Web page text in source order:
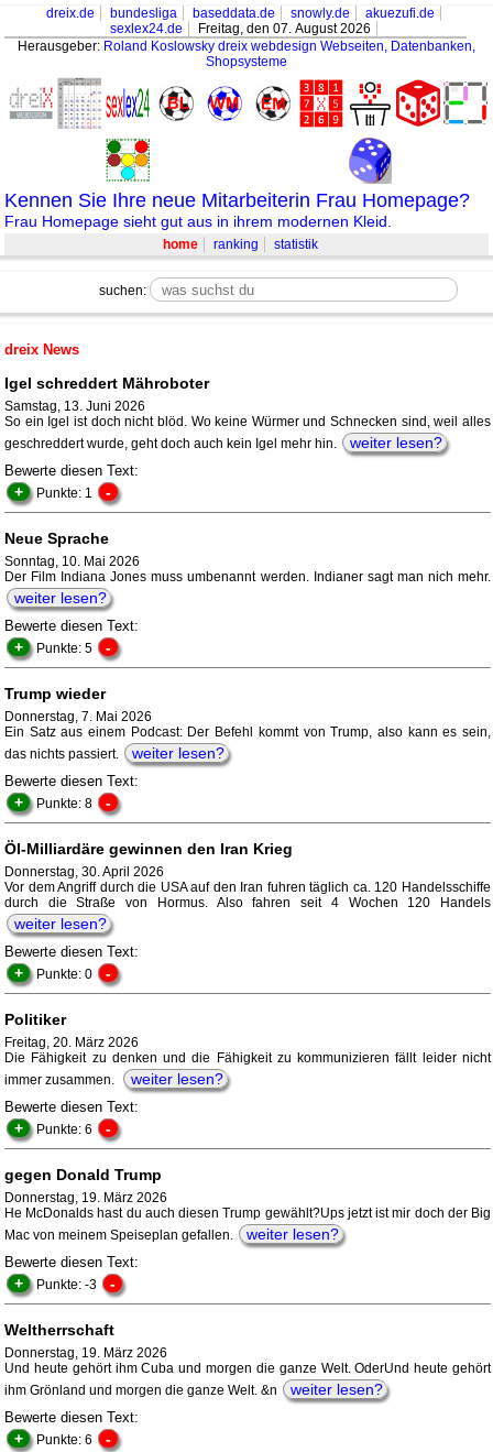
dreix.de bundesliga baseddata.de snowly.de
akuezufi.de
sexlex24.de
Freitag, den 07. August 2026
Herausgeber: Roland Koslowsky dreix webdesign Webseiten, Datenbanken,
Shopsysteme
Kennen Sie Ihre neue Mitarbeiterin Frau Homepage?
Frau Homepage sieht gut aus in ihrem modernen Kleid.
home ranking statistik
suchen:
dreix News
Igel schreddert Mähroboter
Samstag, 13. Juni 2026
So ein Igel ist doch nicht blöd. Wo keine Würmer und Schnecken sind, weil alles
geschreddert wurde, geht doch auch kein Igel mehr hin.
weiter lesen?
Bewerte diesen Text:
+ Punkte: 1 -
Neue Sprache
Sonntag, 10. Mai 2026
Der Film Indiana Jones muss umbenannt werden. Indianer sagt man nich mehr.
weiter lesen?
Bewerte diesen Text:
+ Punkte: 5 -
Trump wieder
Donnerstag, 7. Mai 2026
Ein Satz aus einem Podcast: Der Befehl kommt von Trump, also kann es sein,
das nichts passiert.
weiter lesen?
Bewerte diesen Text:
+ Punkte: 8 -
Öl-Milliardäre gewinnen den Iran Krieg
Donnerstag, 30. April 2026
Vor dem Angriff durch die USA auf den Iran fuhren täglich ca. 120 Handelsschiffe
durch die Straße von Hormus. Also fahren seit 4 Wochen 120 Handels
weiter lesen?
Bewerte diesen Text:
+ Punkte: 0 -
Politiker
Freitag, 20. März 2026
Die Fähigkeit zu denken und die Fähigkeit zu kommunizieren fällt leider nicht
immer zusammen.
weiter lesen?
Bewerte diesen Text:
+ Punkte: 6 -
gegen Donald Trump
Donnerstag, 19. März 2026
He McDonalds hast du auch diesen Trump gewählt?Ups jetzt ist mir doch der Big
Mac von meinem Speiseplan gefallen.
weiter lesen?
Bewerte diesen Text:
+ Punkte: -3 -
Weltherrschaft
Donnerstag, 19. März 2026
Und heute gehört ihm Cuba und morgen die ganze Welt. OderUnd heute gehört
ihm Grönland und morgen die ganze Welt. &n
weiter lesen?
Bewerte diesen Text:
+ Punkte: 6 -